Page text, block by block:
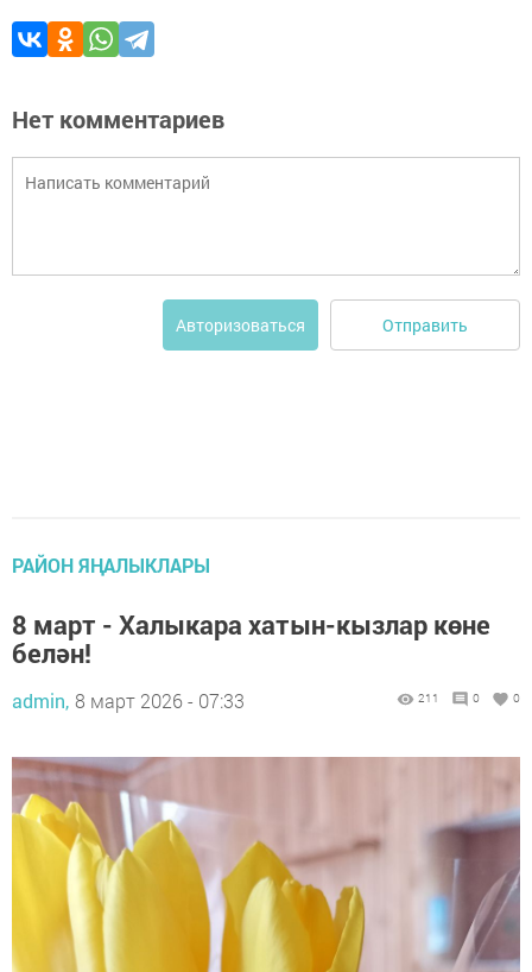
Нет комментариев
Авторизоваться Отправить
РАЙОН ЯҢАЛЫКЛАРЫ
8 март - Халыкара хатын-кызлар көне
белән!
admin, 8 март 2026 - 07:33 211 0 0